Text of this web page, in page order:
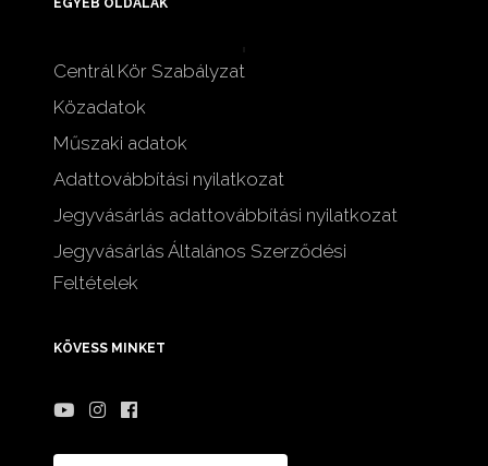
EGYÉB OLDALAK
Centrál Kör Szabályzat
Közadatok
Műszaki adatok
Adattovábbítási nyilatkozat
Jegyvásárlás adattovábbítási nyilatkozat
Jegyvásárlás Általános Szerződési
Feltételek
KÖVESS MINKET